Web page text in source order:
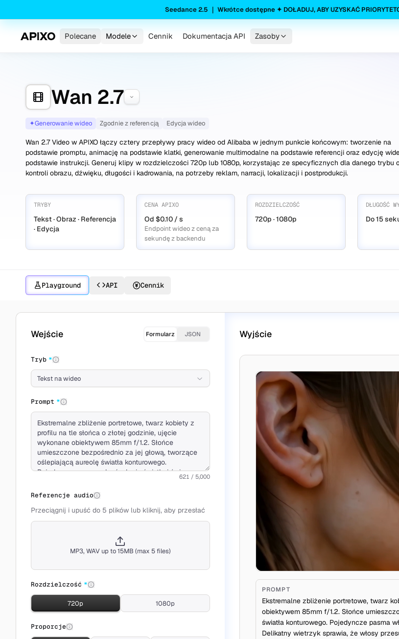
Seedance 2.5 ｜ Wkrótce dostępne ✦ DOŁADUJ, ABY UZYSKAĆ
Polecane Modele Cennik Dokumentacja API Zasoby
Wan 2.7
✦Generowanie wideo Zgodnie z referencją Edycja wideo
Wan 2.7 Video w APIXO łączy cztery przepływy pracy wideo od Alibaba w jednym punkcie końcowym: tworzenie na
podstawie promptu, animację na podstawie klatki, generowanie multimodalne na podstawie referencji oraz edycję
podstawie instrukcji. Generuj klipy w rozdzielczości 720p lub 1080p, korzystając ze specyficznych dla danego trybu
kontroli obrazu, dźwięku, długości i kadrowania, na potrzeby reklam, narracji, lokalizacji i postprodukcji.
TRYBY
Tekst · Obraz · Referencja
· Edycja
CENA APIXO
Od $0.10 / s
Endpoint wideo z ceną za
sekundę z backendu
ROZDZIELCZOŚĆ
720p · 1080p
DŁUGOŚĆ
Do 15
Playground API Cennik
Twórz z Wan 2.7
Wejście Formularz JSON
Tryb *
Tekst na wideo
Prompt *
621 / 5,000
Referencje audio
Przeciągnij i upuść do 5 plików lub kliknij, aby przesłać
MP3, WAV up to 15MB (max 5 files)
Rozdzielczość *
720p 1080p
Proporcje
Wyjście
PROMPT
Ekstremalne zbliżenie portretowe, twarz
obiektywem 85mm f/1.2. Słońce
światła konturowego. Pojedyncze pasma
Delikatny wietrzyk sprawia, że włosy